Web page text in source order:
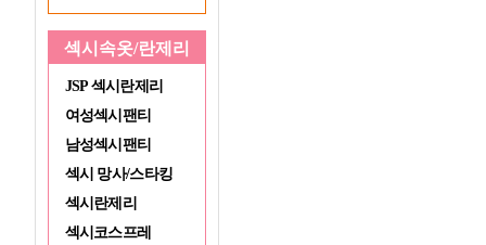
섹시속옷/란제리
JSP 섹시란제리
여성섹시팬티
남성섹시팬티
섹시 망사/스타킹
섹시란제리
섹시코스프레